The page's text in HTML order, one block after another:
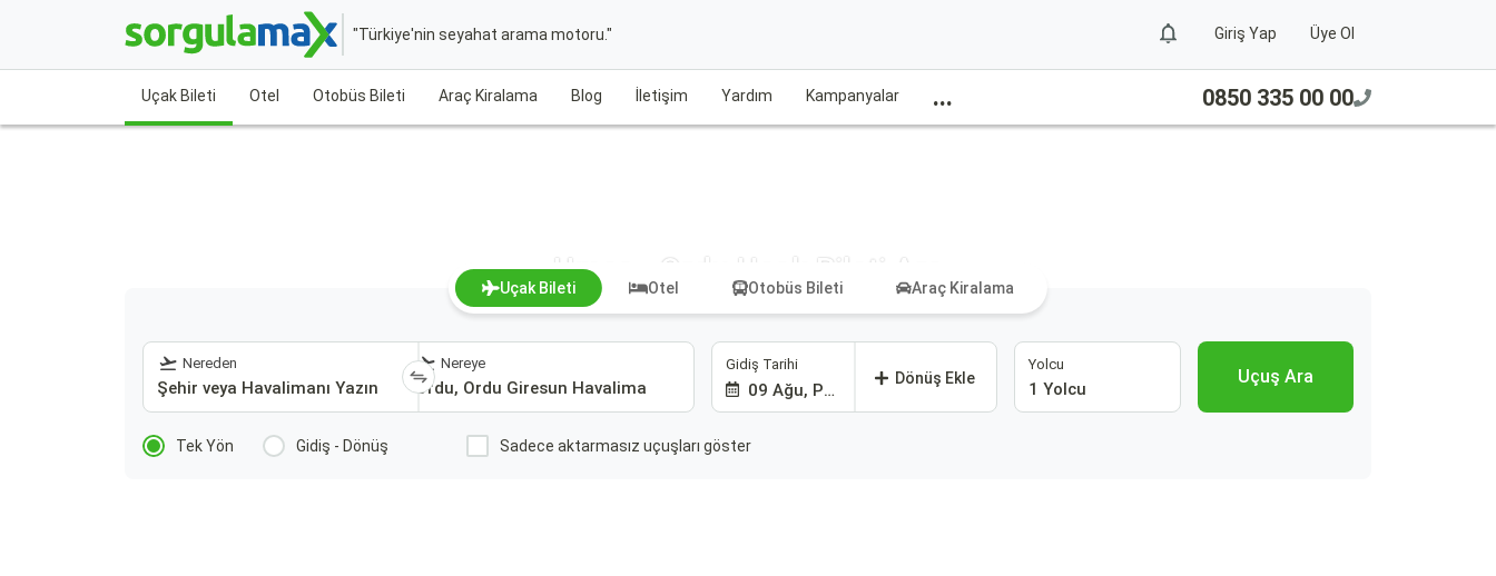
"Türkiye'nin seyahat arama motoru." Giriş Yap Üye Ol
Uçak Bileti Otel Otobüs Bileti Araç Kiralama Blog İletişim Yardım Kampanyalar ... 0850 335 00 00
Umea - Ordu Uçak Bileti Ara
Uçak Bileti Otel Otobüs Bileti Araç Kiralama
Nereden Nereye Gidiş Tarihi
09 Ağu, Paz
Dönüş Ekle
Yolcu
1 Yolcu
Uçuş Ara
Tek Yön Gidiş - Dönüş Sadece aktarmasız uçuşları göster